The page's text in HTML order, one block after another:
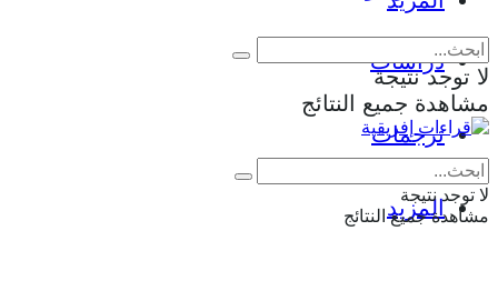
دراسات
ترجمات
المزيد
لا توجد نتيجة
مشاهدة جميع النتائج
لا توجد نتيجة
مشاهدة جميع النتائج